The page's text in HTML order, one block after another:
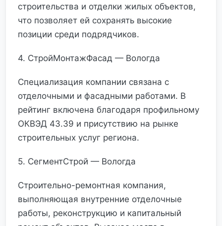
строительства и отделки жилых объектов,
что позволяет ей сохранять высокие
позиции среди подрядчиков.
4. СтройМонтажФасад — Вологда
Специализация компании связана с
отделочными и фасадными работами. В
рейтинг включена благодаря профильному
ОКВЭД 43.39 и присутствию на рынке
строительных услуг региона.
5. СегментСтрой — Вологда
Строительно-ремонтная компания,
выполняющая внутренние отделочные
работы, реконструкцию и капитальный